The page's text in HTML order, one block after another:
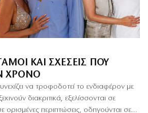
ΚΑΙ ΣΧΈΣΕΙΣ ΠΟΥ
ΧΡΌΝΟ
να τροφοδοτεί το ενδιαφέρον με
διακριτικά, εξελίσσονται σε
ορισμένες περιπτώσεις, οδηγούνται σε